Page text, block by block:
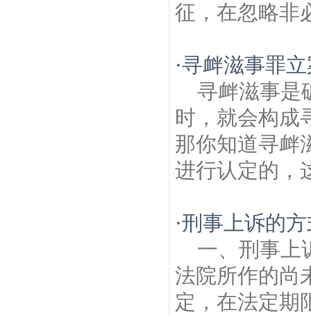
征，在忽略非
·寻衅滋事罪
寻衅滋事是
时，就会构成
那你知道寻衅
进行认定的，
·刑事上诉的
一、刑事上
法院所作的尚
定，在法定期